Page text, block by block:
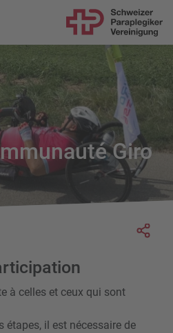
Giro
à celles et ceux qui sont
étapes, il est nécessaire de